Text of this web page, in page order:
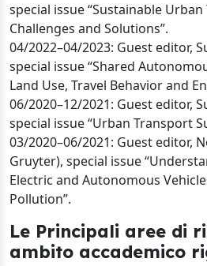
special issue “Sustainable
Challenges and Solutions”.
04/2022–04/2023: Guest editor,
special issue “Shared
Land Use, Travel Behavior and
06/2020–12/2021: Guest editor,
special issue “Urban Transport
03/2020–06/2021: Guest editor,
Gruyter), special issue
Electric and Autonomous
Pollution”.
Le Principali aree di
ambito accademico